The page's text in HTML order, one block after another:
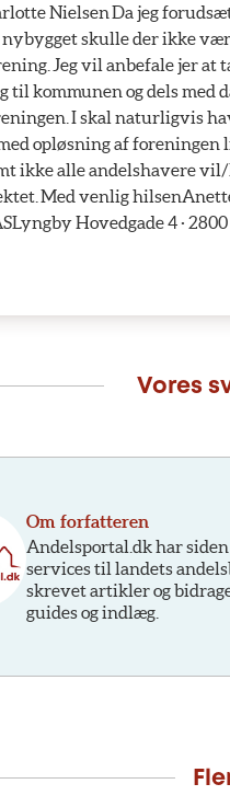
Nielsen Da jeg
nybygget skulle der ikke
Jeg vil anbefale jer at
til kommunen og dels med
I skal naturligvis
opløsning af
ikke alle andelshavere vil/
Med venlig
Hovedgade 4 ·
Vores
Om forfatteren
Andelsportal.dk har
services til landets
skrevet artikler og
guides og indlæg.